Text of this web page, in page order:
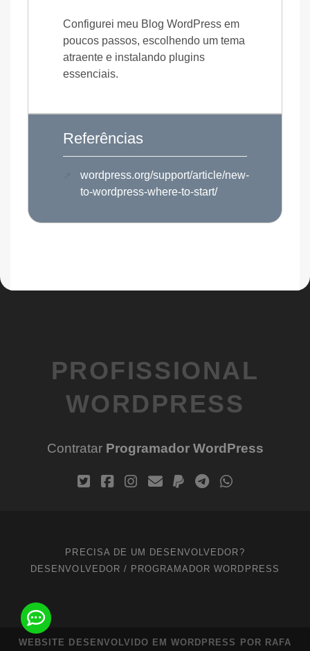
Configurei meu Blog WordPress em
poucos passos, escolhendo um tema
atraente e instalando plugins
essenciais.
Referências
wordpress.org/support/article/new-
to-wordpress-where-to-start/
PROFISSIONAL
WORDPRESS
Contratar Programador WordPress
PRECISA DE UM DESENVOLVEDOR?
DESENVOLVEDOR / PROGRAMADOR WORDPRESS
WEBSITE DESENVOLVIDO EM WORDPRESS POR RAFA